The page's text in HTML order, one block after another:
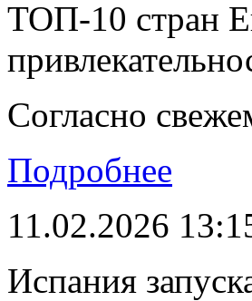
ТОП-10 стран
Согласно
Подробнее
11.02.2026
Испания